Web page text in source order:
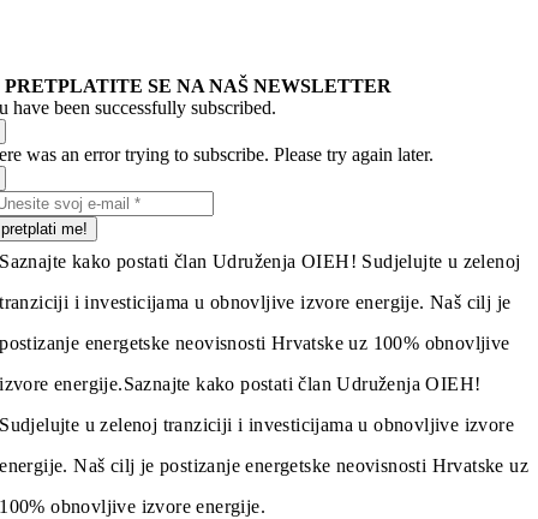
PRETPLATITE SE NA NAŠ NEWSLETTER
have been successfully subscribed.
was an error trying to subscribe. Please try again later.
pretplati me!
Saznajte kako postati član Udruženja OIEH! Sudjelujte u zelenoj
tranziciji i investicijama u obnovljive izvore energije. Naš cilj je
postizanje energetske neovisnosti Hrvatske uz 100% obnovljive
izvore energije.Saznajte kako postati član Udruženja OIEH!
Sudjelujte u zelenoj tranziciji i investicijama u obnovljive izvore
energije. Naš cilj je postizanje energetske neovisnosti Hrvatske uz
100% obnovljive izvore energije.